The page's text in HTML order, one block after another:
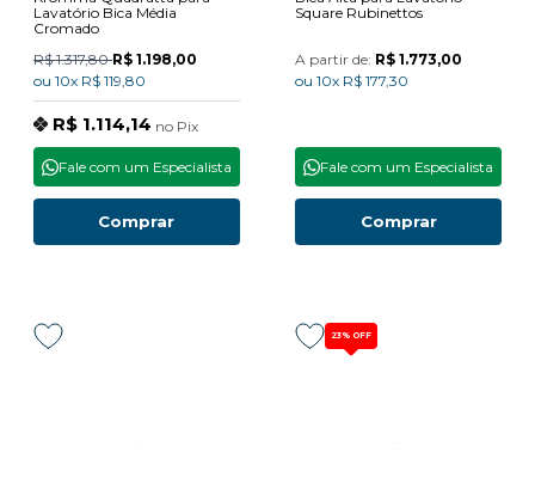
Lavatório Bica Média
Cromado
R$ 1.317,80R$ 1.198,00
ou 10x R$ 119,80
R$ 1.114,14 no Pix
Comprar
Fale com um Especialista
Square Rubinettos
A partir de: R$ 1.773,00
ou 10x R$ 177,30
Comprar
Fale com um Especialista
23% OFF